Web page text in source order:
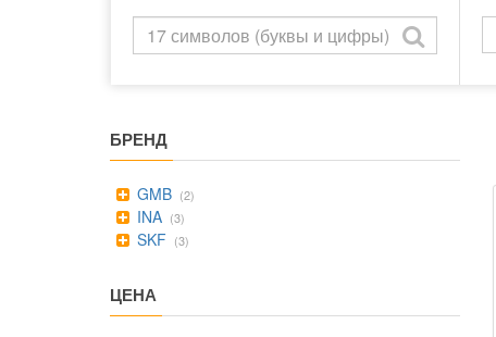
БРЕНД
GMB (2)
INA (3)
SKF (3)
ЦЕНА